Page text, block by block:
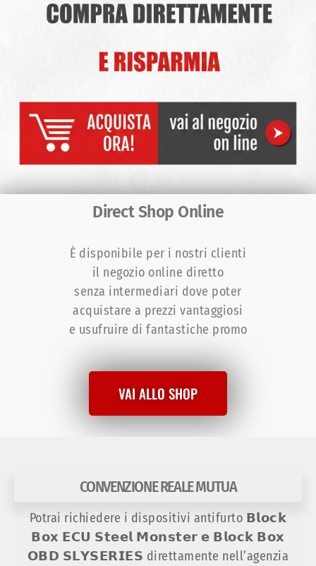
Direct Shop Online
È disponibile per i nostri clienti
il negozio online diretto
senza intermediari dove poter
acquistare a prezzi vantaggiosi
e usufruire di fantastiche promo
VAI ALLO SHOP
CONVENZIONE REALE MUTUA
Potrai richiedere i dispositivi antifurto 𝗕𝗹𝗼𝗰𝗸
𝗕𝗼𝘅 𝗘𝗖𝗨 𝗦𝘁𝗲𝗲𝗹 𝗠𝗼𝗻𝘀𝘁𝗲𝗿 𝗲 𝗕𝗹𝗼𝗰𝗸 𝗕𝗼𝘅
𝗢𝗕𝗗 𝗦𝗟𝗬𝗦𝗘𝗥𝗜𝗘𝗦 direttamente nell’agenzia